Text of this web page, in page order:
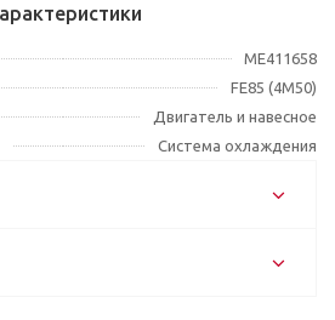
ME411658
FE85 (4M50)
Двигатель и навесное
Система охлаждения